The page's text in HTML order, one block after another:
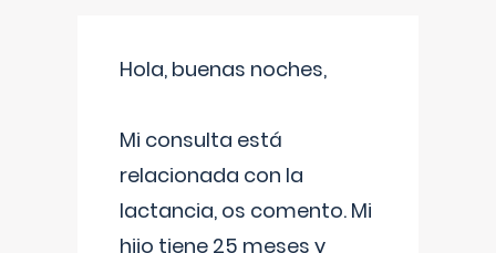
Hola, buenas noches,
Mi consulta está
relacionada con la
lactancia, os comento. Mi
hijo tiene 25 meses y